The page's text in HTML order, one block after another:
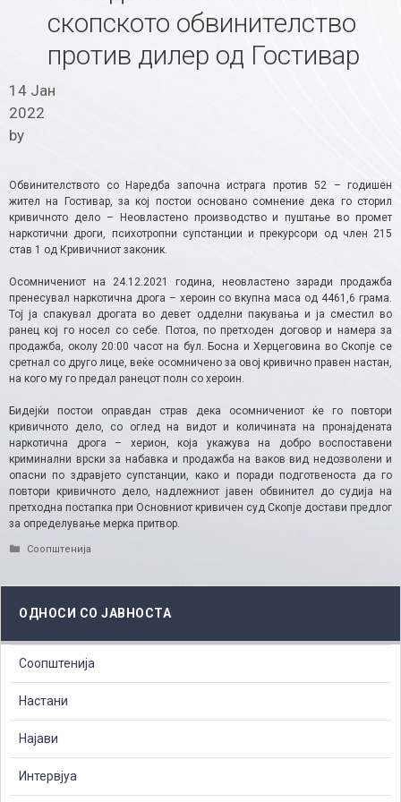
скопското обвинителство
против дилер од Гостивар
14 Јан
2022
by
Обвинителството со Наредба започна истрага против 52 – годишен
жител на Гостивар, за кој постои основано сомнение дека го сторил
кривичното дело – Неовластено производство и пуштање во промет
наркотични дроги, психотропни супстанции и прекурсори од член 215
став 1 од Кривичниот законик.
Осомничениот на 24.12.2021 година, неовластено заради продажба
пренесувал наркотична дрога – хероин со вкупна маса од 4461,6 грама.
Тој ја спакувал дрогата во девет одделни пакувања и ја сместил во
ранец кој го носел со себе. Потоа, по претходен договор и намера за
продажба, околу 20:00 часот на бул. Босна и Херцеговина во Скопје се
сретнал со друго лице, веќе осомничено за овој кривично правен настан,
на кого му го предал ранецот полн со хероин.
Бидејќи постои оправдан страв дека осомничениот ќе го повтори
кривичното дело, со оглед на видот и количината на пронајдената
наркотична дрога – херион, која укажува на добро воспоставени
криминални врски за набавка и продажба на ваков вид недозволени и
опасни по здравјето супстанции, како и поради подготвеноста да го
повтори кривичното дело, надлежниот јавен обвинител до судија на
претходна постапка при Основниот кривичен суд Скопје достави предлог
за определување мерка притвор.
Categories
Соопштенија
ОДНОСИ СО ЈАВНОСТА
Соопштенија
Настани
Најави
Интервјуа